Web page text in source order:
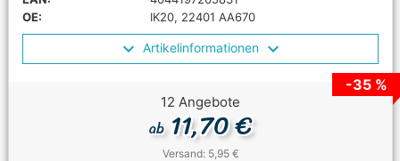
OE:
IK20, 22401 AA670
Artikelinformationen
-35 %
12 Angebote
ab11,70 €
Versand: 5,95 €